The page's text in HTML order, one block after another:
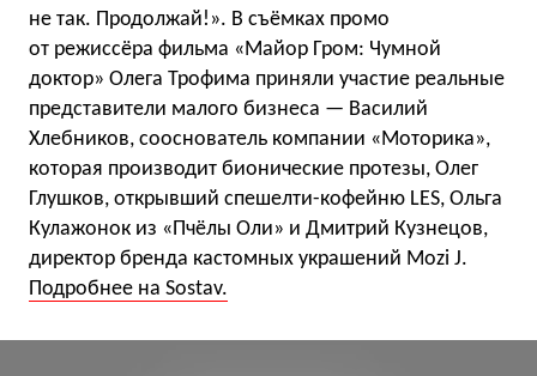
не так. Продолжай!». В съёмках промо
от режиссёра фильма «Майор Гром: Чумной
доктор» Олега Трофима приняли участие реальные
представители малого бизнеса — Василий
Хлебников, сооснователь компании «Моторика»,
которая производит бионические протезы, Олег
Глушков, открывший спешелти-кофейню LES, Ольга
Кулажонок из «Пчёлы Оли» и Дмитрий Кузнецов,
директор бренда кастомных украшений Mozi J.
Подробнее на Sostav.